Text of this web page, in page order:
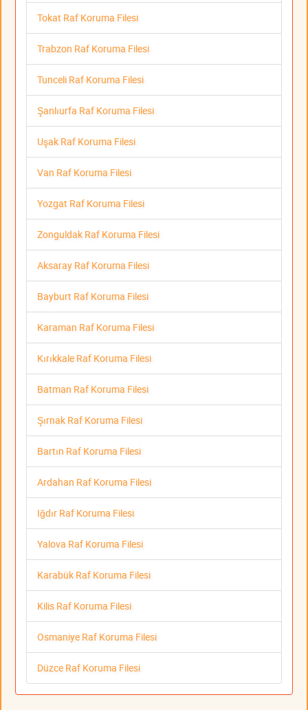
Tokat Raf Koruma Filesi
Trabzon Raf Koruma Filesi
Tunceli Raf Koruma Filesi
Şanlıurfa Raf Koruma Filesi
Uşak Raf Koruma Filesi
Van Raf Koruma Filesi
Yozgat Raf Koruma Filesi
Zonguldak Raf Koruma Filesi
Aksaray Raf Koruma Filesi
Bayburt Raf Koruma Filesi
Karaman Raf Koruma Filesi
Kırıkkale Raf Koruma Filesi
Batman Raf Koruma Filesi
Şırnak Raf Koruma Filesi
Bartın Raf Koruma Filesi
Ardahan Raf Koruma Filesi
Iğdır Raf Koruma Filesi
Yalova Raf Koruma Filesi
Karabük Raf Koruma Filesi
Kilis Raf Koruma Filesi
Osmaniye Raf Koruma Filesi
Düzce Raf Koruma Filesi